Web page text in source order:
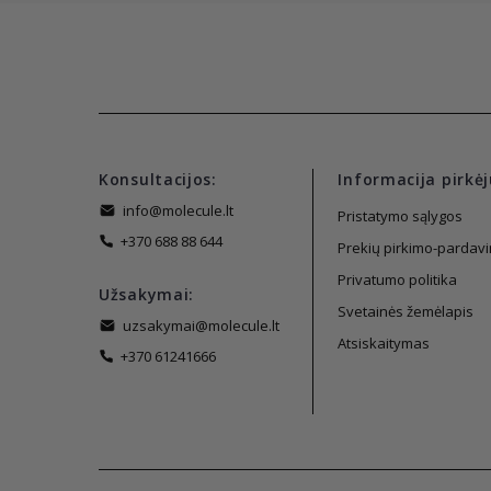
Konsultacijos:
info@molecule.lt
+370 688 88 644
Užsakymai:
uzsakymai@molecule.lt
+370 61241666
Informacija
Pristatymo sąlygos
Prekių pirkimo-
Privatumo politika
Svetainės žemėlapis
Atsiskaitymas